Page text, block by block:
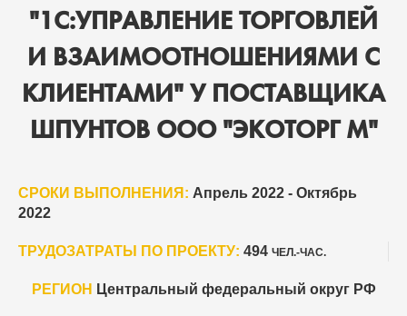
"1С:УПРАВЛЕНИЕ ТОРГОВЛЕЙ
И ВЗАИМООТНОШЕНИЯМИ С
КЛИЕНТАМИ" У ПОСТАВЩИКА
ШПУНТОВ ООО "ЭКОТОРГ М"
СРОКИ ВЫПОЛНЕНИЯ: Апрель 2022 - Октябрь
2022
ТРУДОЗАТРАТЫ ПО ПРОЕКТУ: 494 ЧЕЛ.-ЧАС.
РЕГИОН Центральный федеральный округ РФ